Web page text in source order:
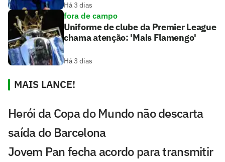
Há 3 dias
fora de campo
Uniforme de clube da Premier League
chama atenção: 'Mais Flamengo'
Há 3 dias
MAIS LANCE!
Herói da Copa do Mundo não descarta
saída do Barcelona
Jovem Pan fecha acordo para transmitir